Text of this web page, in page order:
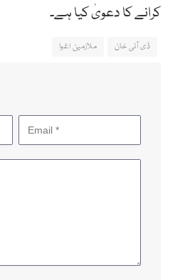
کرانے کا دعویٰ کیا ہے۔
ڈی آئی خان ملازمین اغوا